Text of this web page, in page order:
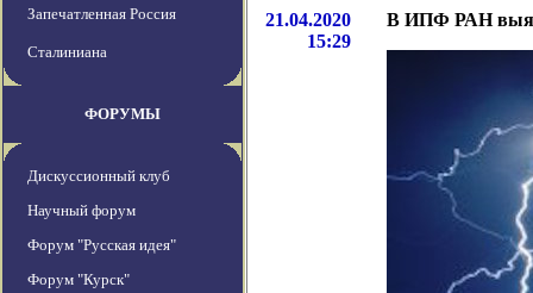
Запечатленная Россия
Сталиниана
ФОРУМЫ
Дискуссионный клуб
Научный форум
Форум "Русская идея"
Форум "Курск"
21.04.2020
15:29
В ИПФ РАН